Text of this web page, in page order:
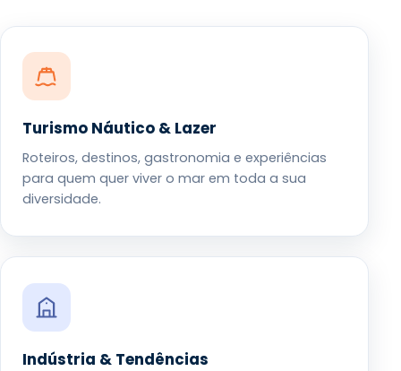
Turismo Náutico & Lazer
Roteiros, destinos, gastronomia e experiências
para quem quer viver o mar em toda a sua
diversidade.
Indústria & Tendências